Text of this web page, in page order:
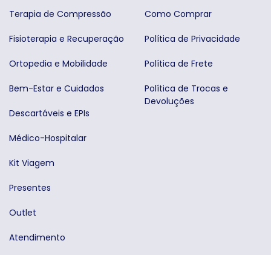
Terapia de Compressão
Fisioterapia e Recuperação
Ortopedia e Mobilidade
Bem-Estar e Cuidados
Descartáveis e EPIs
Médico-Hospitalar
Kit Viagem
Presentes
Outlet
Atendimento
Como Comprar
Política de Privacidade
Política de Frete
Política de Trocas e
Devoluções